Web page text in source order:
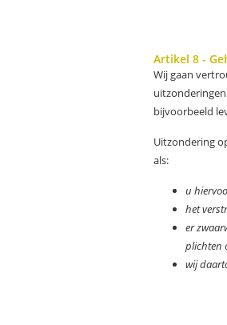
Artikel 8 -
Wij gaan
bijvoorbeeld
Uitzondering
als:
u
het
er
plichten
wij